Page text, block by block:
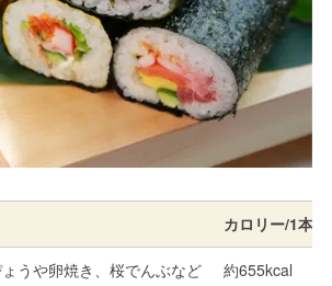
カロリー/1本
うや卵焼き、桜でんぶなど 約655kcal